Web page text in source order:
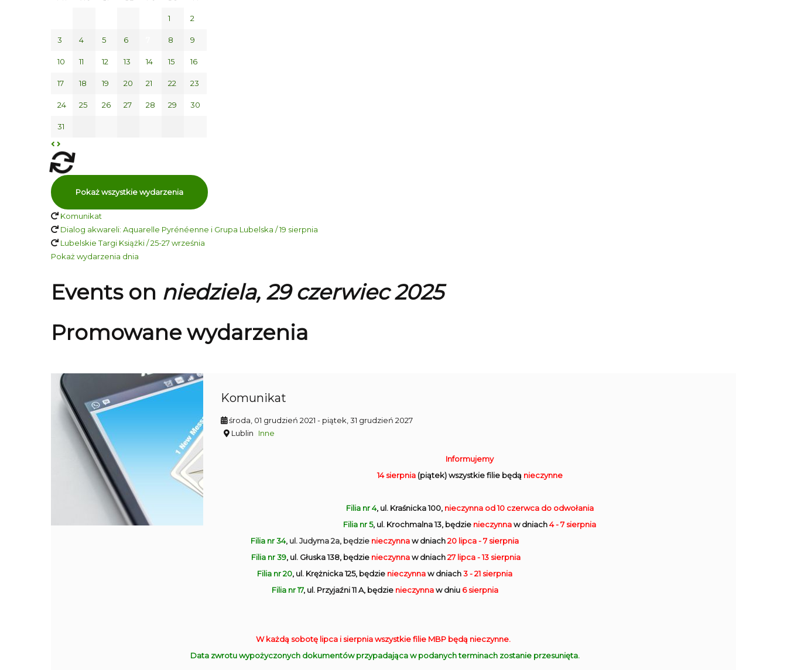
1 2
3 4 5 6 8 9
10 11 12 13 14 15 16
17 18 19 20 21 22 23
24 25 26 27 28 29 30
31
Pokaż wszystkie wydarzenia
Komunikat
Dialog akwareli: Aquarelle Pyrénéenne i Grupa Lubelska / 19 sierpnia
Lubelskie Targi Książki / 25-27 września
Pokaż wydarzenia dnia
Events on niedziela, 29 czerwiec 2025
Promowane wydarzenia
Komunikat
środa, 01 grudzień 2021 - piątek, 31 grudzień 2027
Lublin
Inne
Informujemy
14 sierpnia(piątek) wszystkie filie będą nieczynne
Filia nr 4, ul. Kraśnicka 100, nieczynna od 10 czerwca do odwołania
Filia nr 5, ul. Krochmalna 13, będzie nieczynnaw dniach4 - 7 sierpnia
Filia nr 34, ul. Judyma 2a, będzie nieczynnaw dniach20 lipca - 7 sierpnia
Filia nr 39, ul. Głuska 138, będzie nieczynnaw dniach27 lipca - 13 sierpnia
Filia nr 20, ul. Krężnicka 125, będzie nieczynnaw dniach3 - 21 sierpnia
Filia nr 17, ul. Przyjaźni 11 A, będzie nieczynnaw dniu 6 sierpnia
W każdą sobotę lipca i sierpnia wszystkie filie MBP będą nieczynne.
Data zwrotu wypożyczonych dokumentów przypadająca w podanych terminach zostanie przesunięta.